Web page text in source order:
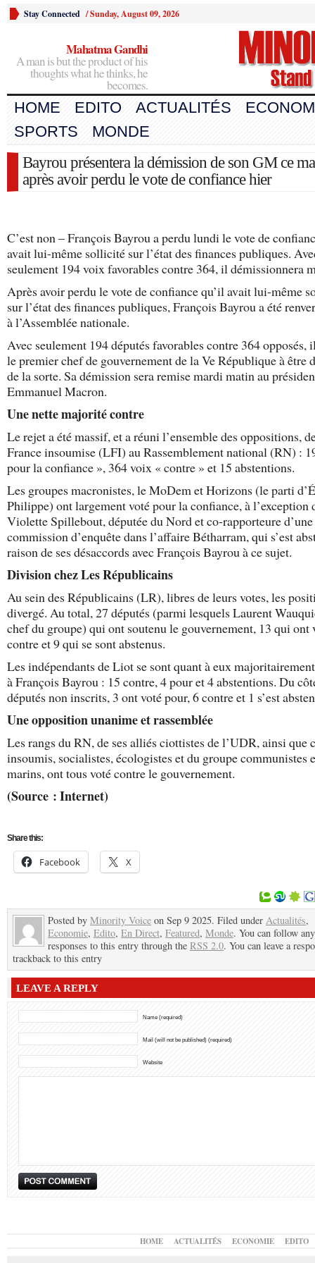
Stay Connected /Sunday, August 09, 2026
Mahatma Gandhi
A man is but the product of his
thoughts what he thinks, he
becomes.
HOME EDITO ACTUALITÉS
SPORTS
MONDE
Bayrou présentera la démission de son GM ce
après avoir perdu le vote de confiance hier
C’est non – François Bayrou a perdu lundi le vote de
avait lui-même sollicité sur l’état des finances publiques.
seulement 194 voix favorables contre 364, il démissionnera
Après avoir perdu le vote de confiance qu’il avait lui-même
sur l’état des finances publiques, François Bayrou a été
à l’Assemblée nationale.
Avec seulement 194 députés favorables contre 364 opposés,
le premier chef de gouvernement de la Ve République à être
de la sorte. Sa démission sera remise mardi matin au
Emmanuel Macron.
Une nette majorité contre
Le rejet a été massif, et a réuni l’ensemble des oppositions,
France insoumise (LFI) au Rassemblement national (RN) :
pour la confiance », 364 voix « contre » et 15 abstentions.
Les groupes macronistes, le MoDem et Horizons (le parti
Philippe) ont largement voté pour la confiance, à l’exception
Violette Spillebout, députée du Nord et co-rapporteure d’une
commission d’enquête dans l’affaire Bétharram, qui s’est
raison de ses désaccords avec François Bayrou à ce sujet.
Division chez Les Républicains
Au sein des Républicains (LR), libres de leurs votes, les
divergé. Au total, 27 députés (parmi lesquels Laurent
chef du groupe) qui ont soutenu le gouvernement, 13 qui ont
contre et 9 qui se sont abstenus.
Les indépendants de Liot se sont quant à eux
à François Bayrou : 15 contre, 4 pour et 4 abstentions. Du
députés non inscrits, 3 ont voté pour, 6 contre et 1 s’est
Une opposition unanime et rassemblée
Les rangs du RN, de ses alliés ciottistes de l’UDR, ainsi que
insoumis, socialistes, écologistes et du groupe communistes
marins, ont tous voté contre le gouvernement.
(Source : Internet)
Share this:
Facebook X
Posted by Minority Voice on Sep 9 2025. Filed under Actualités,
Economie, Edito, En Direct, Featured, Monde. You can follow any
responses to this entry through the RSS 2.0. You can leave a
trackback to this entry
LEAVE A REPLY
Name (required)
Mail (will not be published) (required)
Website
HOME ACTUALITÉS ECONOMIE EDITO